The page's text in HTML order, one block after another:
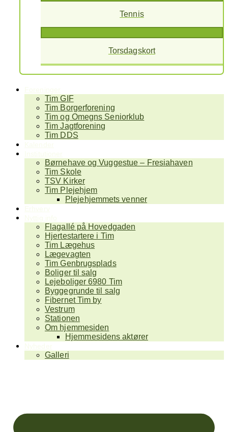
Tennis
Torsdagskort
Tim GIF
Tim Borgerforening
Tim og Omegns Seniorklub
Tim Jagtforening
Tim DDS
Børnehave og Vuggestue – Fresiahaven
Tim Skole
TSV Kirker
Tim Plejehjem
Plejehjemmets venner
Flagallé på Hovedgaden
Hjertestartere i Tim
Tim Lægehus
Lægevagten
Tim Genbrugsplads
Boliger til salg
Lejeboliger 6980 Tim
Byggegrunde til salg
Fibernet Tim by
Vestrum
Stationen
Om hjemmesiden
Hjemmesidens aktører
Galleri